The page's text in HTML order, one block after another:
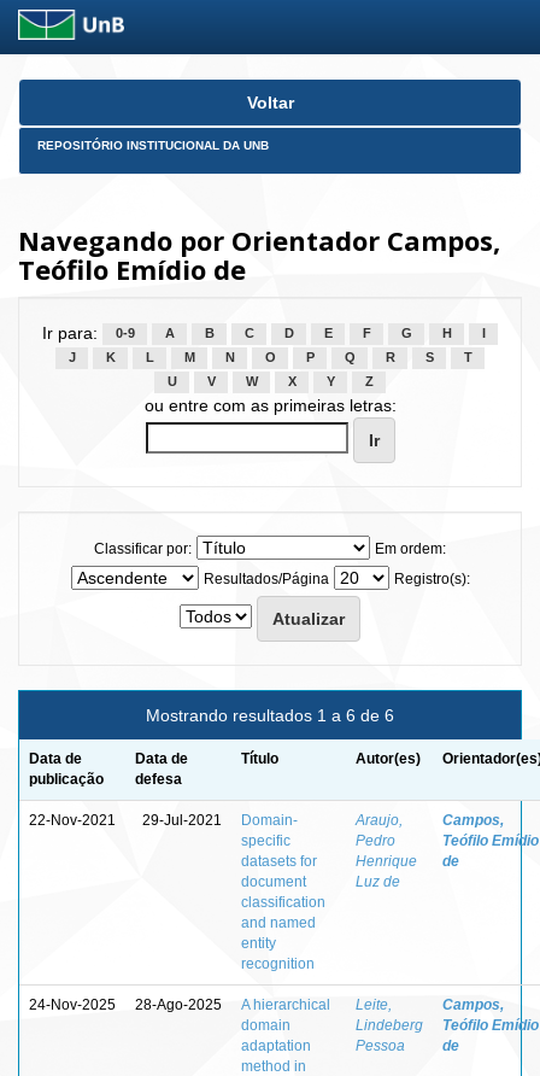
Skip
Voltar
REPOSITÓRIO INSTITUCIONAL DA UNB
Navegando por Orientador Campos,
Teófilo Emídio de
Ir para: 0-9 A B C D E F G H
J
K L M N O P Q R S
T
U
V W X Y Z
ou entre com as primeiras letras:
Classificar por:
Em ordem:
Resultados/Página
Registro(s):
Mostrando resultados 1 a 6 de 6
Data de
publicação
Data de
defesa
Título Autor(es)
22-Nov-2021 29-Jul-2021
Domain-
specific
datasets for
document
classification
and named
entity
recognition
Araujo,
Pedro
Henrique
Luz de
Campos,
Teófilo Emídio
de
24-Nov-2025 28-Ago-2025
A hierarchical
domain
adaptation
method in
Leite,
Lindeberg
Pessoa
Campos,
Teófilo Emídio
de